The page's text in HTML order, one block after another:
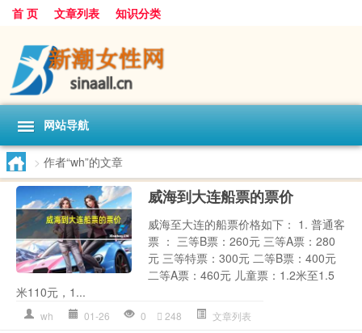
首 页 文章列表 知识分类
网站导航
> 作者“wh”的文章
威海到大连船票的票价
威海至大连的船票价格如下： 1. 普通客
票 ： 三等B票：260元 三等A票：280
元 三等特票：300元 二等B票：400元
二等A票：460元 儿童票：1.2米至1.5
米110元，1...
wh 01-26 0 248 文章列表